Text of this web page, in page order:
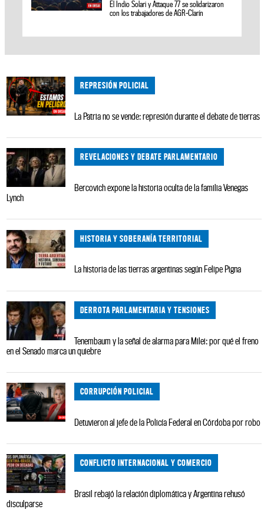
El Indio Solari y Attaque 77 se solidarizaron
con los trabajadores de AGR-Clarín
REPRESIÓN POLICIAL
La Patria no se vende: represión durante el debate de tierras
REVELACIONES Y DEBATE PARLAMENTARIO
Bercovich expone la historia oculta de la familia Venegas
Lynch
HISTORIA Y SOBERANÍA TERRITORIAL
La historia de las tierras argentinas según Felipe Pigna
DERROTA PARLAMENTARIA Y TENSIONES
Tenembaum y la señal de alarma para Milei: por qué el freno
en el Senado marca un quiebre
CORRUPCIÓN POLICIAL
Detuvieron al jefe de la Policía Federal en Córdoba por robo
CONFLICTO INTERNACIONAL Y COMERCIO
Brasil rebajó la relación diplomática y Argentina rehusó
disculparse